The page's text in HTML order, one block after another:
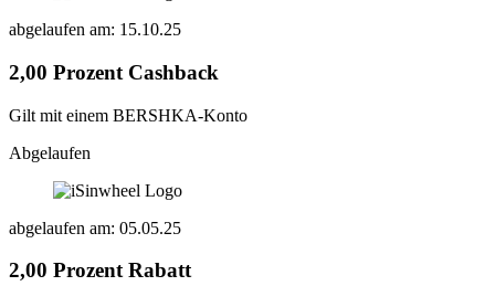
abgelaufen am: 15.10.25
2,00 Prozent Cashback
Gilt mit einem BERSHKA-Konto
Abgelaufen
abgelaufen am: 05.05.25
2,00 Prozent Rabatt